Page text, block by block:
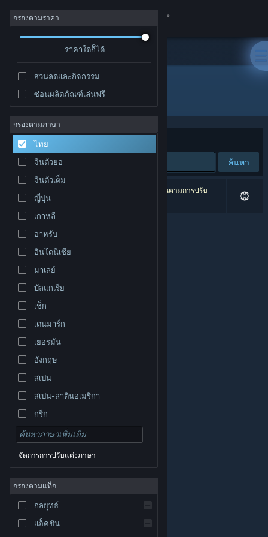
เข้าสู่ระบบ
ชุมชน
เกี่ยวกับ
ฝ่ายสนับสนุน
เปลี่ยนภาษา
รับแอป Steam แบบพกพา
ชมเว็บไซต์สำหรับเดสก์ท็อป
© Valve Corporation สงวนลิขสิทธิ์ เครื่องหมายการค้า
และประเทศอื่น
นโยบายความเป็นส่วนตัว
การช่วยการเข้าถึง|
Steam| การคืนเงิน
กรองตามราคา
ราคาใดก็ได้
ส่วนลดและกิจกรรม
ซ่อนผลิตภัณฑ์เล่นฟรี
กรองตามภาษา
ไทย
จีนตัวย่อ
จีนตัวเต็ม
ญี่ปุ่น
เกาหลี
อาหรับ
อินโดนีเซีย
มาเลย์
บัลแกเรีย
เช็ก
เดนมาร์ก
เยอรมัน
อังกฤษ
สเปน
สเปน-ลาตินอเมริกา
กรีก
จัดการการปรับแต่งภาษา
กรองตามแท็ก
กลยุทธ์
แอ็คชัน
ผู้พัฒนา: Blue Collar Games
จัดเรียงตาม
ค้นหา
0 ผลลัพธ์ตรงกับที่คุณค้นหา 2 ผลิตภัณฑ์ได้ถูกละเว้นตามการปรับ
แต่งของคุณ